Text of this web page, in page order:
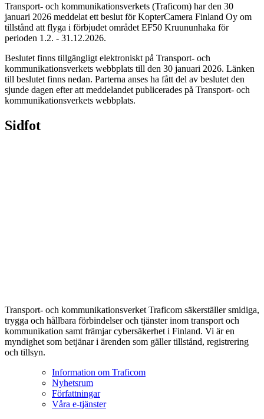
Transport- och kommunikationsverkets (Traficom) har den 30
januari 2026 meddelat ett beslut för KopterCamera Finland Oy om
tillstånd att flyga i förbjudet området EF50 Kruununhaka för
perioden 1.2. - 31.12.2026.
Beslutet finns tillgängligt elektroniskt på Transport- och
kommunikationsverkets webbplats till den 30 januari 2026. Länken
till beslutet finns nedan. Parterna anses ha fått del av beslutet den
sjunde dagen efter att meddelandet publicerades på Transport- och
kommunikationsverkets webbplats.
Sidfot
Transport- och kommunikationsverket Traficom säkerställer smidiga,
trygga och hållbara förbindelser och tjänster inom transport och
kommunikation samt främjar cybersäkerhet i Finland. Vi är en
myndighet som betjänar i ärenden som gäller tillstånd, registrering
och tillsyn.
Information om Traficom
Nyhetsrum
Författningar
Våra e-tjänster